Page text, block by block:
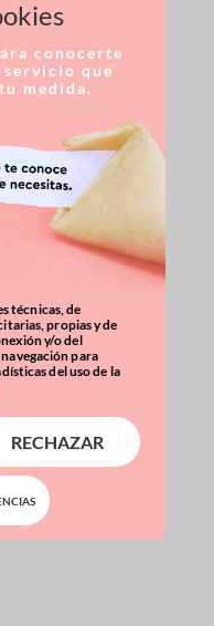
conocerte
que
medida.
técnicas, de
propias y de
y/o del
para
del uso de la
RECHAZAR